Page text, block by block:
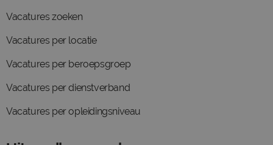
Vacatures zoeken
Vacatures per locatie
Vacatures per beroepsgroep
Vacatures per dienstverband
Vacatures per opleidingsniveau